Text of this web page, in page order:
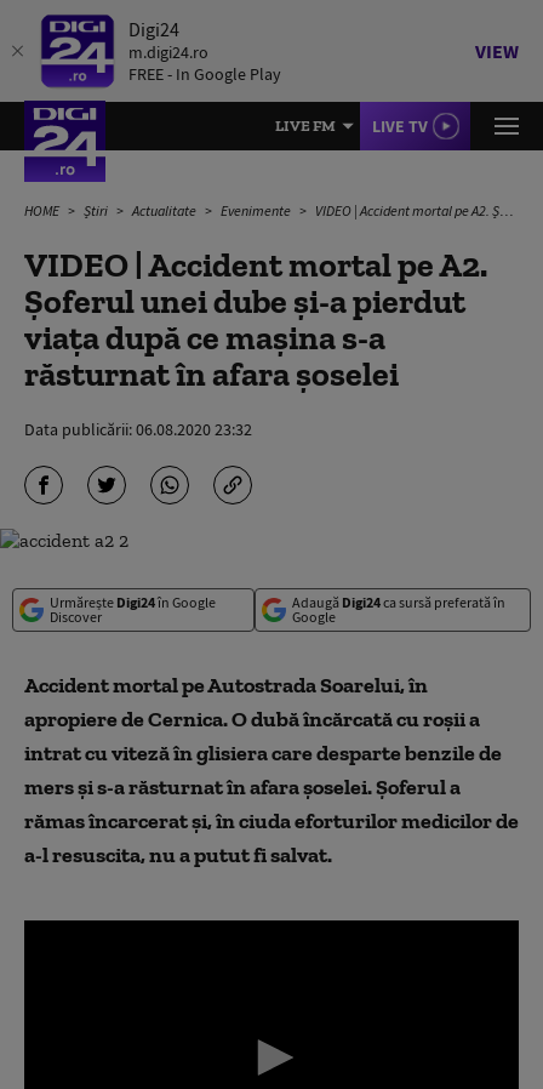
Digi24
m.digi24.ro
FREE - In Google Play
VIEW
LIVE FM LIVE TV
HOME Știri Actualitate Evenimente VIDEO | Accident mortal pe A2. Șoferul unei dube și-a pierdut viața după ce mașina s-a răsturnat în afara șoselei
VIDEO | Accident mortal pe A2.
Șoferul unei dube și-a pierdut
viața după ce mașina s-a
răsturnat în afara șoselei
Data publicării:06.08.2020 23:32
Urmărește Digi24în Google
Discover
Adaugă Digi24ca sursă preferată în
Google
Accident mortal pe Autostrada Soarelui, în
apropiere de Cernica. O dubă încărcată cu roșii a
intrat cu viteză în glisiera care desparte benzile de
mers și s-a răsturnat în afara șoselei. Șoferul a
rămas încarcerat și, în ciuda eforturilor medicilor de
a-l resuscita, nu a putut fi salvat.